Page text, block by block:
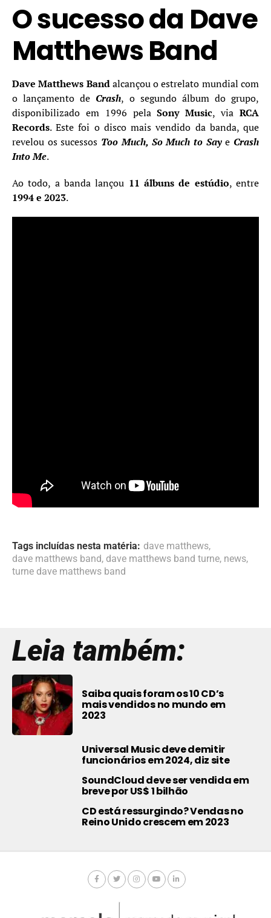
O sucesso da Dave
Matthews Band
Dave Matthews Bandalcançou o estrelato mundial com
o lançamento de Crash, o segundo álbum do grupo,
disponibilizado em 1996 pelaSony Music, viaRCA
Records. Este foi o disco mais vendido da banda, que
revelou os sucessos Too Much, So Much to Saye Crash
Into Me.
Ao todo, a banda lançou 11 álbuns de estúdio, entre
1994 e 2023.
Tags incluídas nesta matéria: dave matthews,
dave matthews band, dave matthews band turne, news,
turne dave matthews band
Leia também:
Saiba quais foram os 10 CD’s
mais vendidos no mundo em
2023
Universal Music deve demitir
funcionários em 2024, diz site
SoundCloud deve ser vendida em
breve por US$ 1 bilhão
CD está ressurgindo? Vendas no
Reino Unido crescem em 2023